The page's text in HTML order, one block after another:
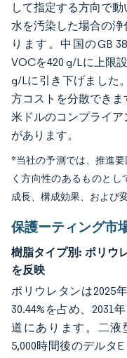
して指定する方向で
水を汚染した場合の
ります。中国のGB
VOCを420 g/Lに上限
g/Lに引き下げました
方コストを分散できま
米ドルのコンプライ
があります。
*当社の予測では、推進
く方向性のあるものと
成長、構成効果、および
保護ーティング市
樹脂タイプ別: ポリウ
を反映
ポリウレタンは2025
30.44%を占め、2031
道にあります。二液
5,000時間後のデルタ